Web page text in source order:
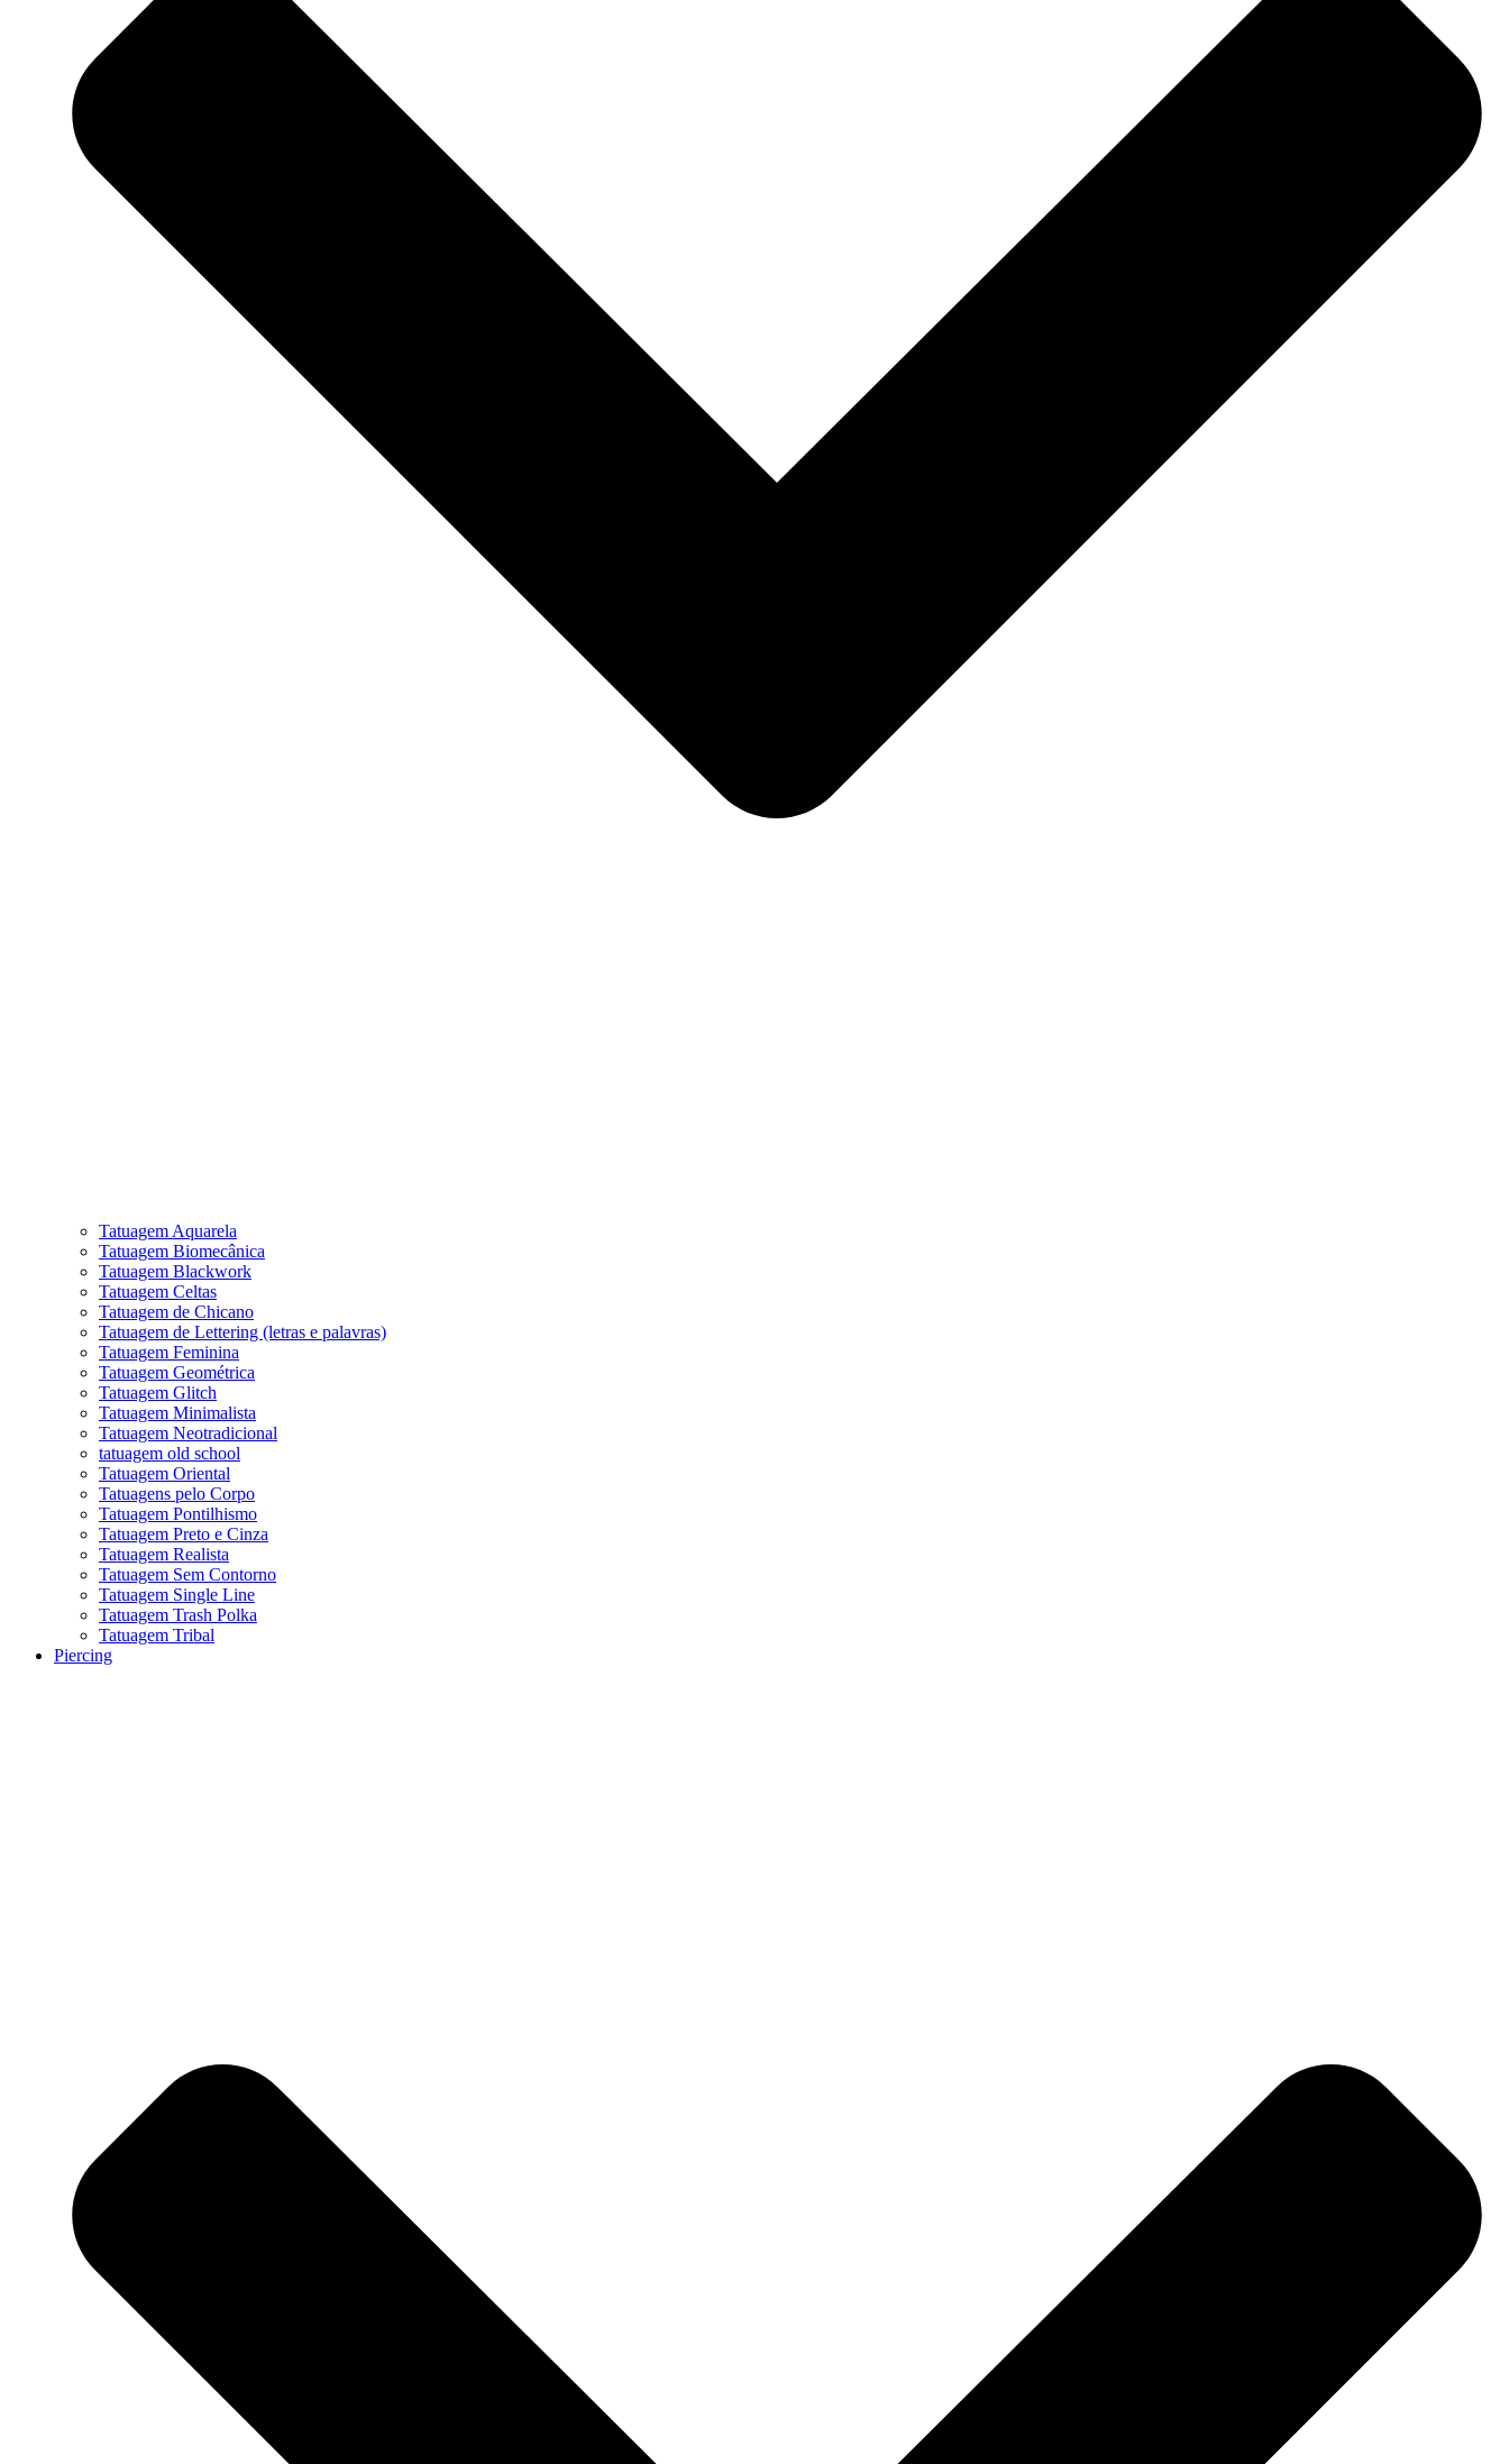
Tatuagem Aquarela
Tatuagem Biomecânica
Tatuagem Blackwork
Tatuagem Celtas
Tatuagem de Chicano
Tatuagem de Lettering (letras e palavras)
Tatuagem Feminina
Tatuagem Geométrica
Tatuagem Glitch
Tatuagem Minimalista
Tatuagem Neotradicional
tatuagem old school
Tatuagem Oriental
Tatuagens pelo Corpo
Tatuagem Pontilhismo
Tatuagem Preto e Cinza
Tatuagem Realista
Tatuagem Sem Contorno
Tatuagem Single Line
Tatuagem Trash Polka
Tatuagem Tribal
Piercing